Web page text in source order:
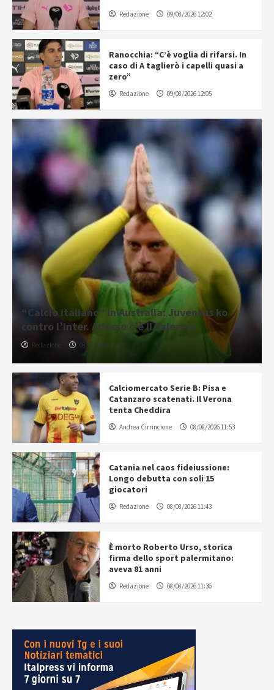
Redazione 09/08/2026 12:02
Ranocchia: “C’è voglia di rifarsi. In
caso di A taglierò i capelli quasi a
zero”
Redazione 09/08/2026 12:05
“Calcio italiano” in Australia: Juventus ko
contro l’Inter. Adesso c’è il Palermo
Redazione 08/08/2026 16:09
Calciomercato Serie B: Pisa e
Catanzaro scatenati. Il Verona
tenta Cheddira
Andrea Cirrincione 08/08/2026 11:53
Catania nel caos fideiussione:
Longo debutta con soli 15
giocatori
Redazione 08/08/2026 11:43
È morto Roberto Urso, storica
firma dello sport palermitano:
aveva 81 anni
Redazione 08/08/2026 11:36